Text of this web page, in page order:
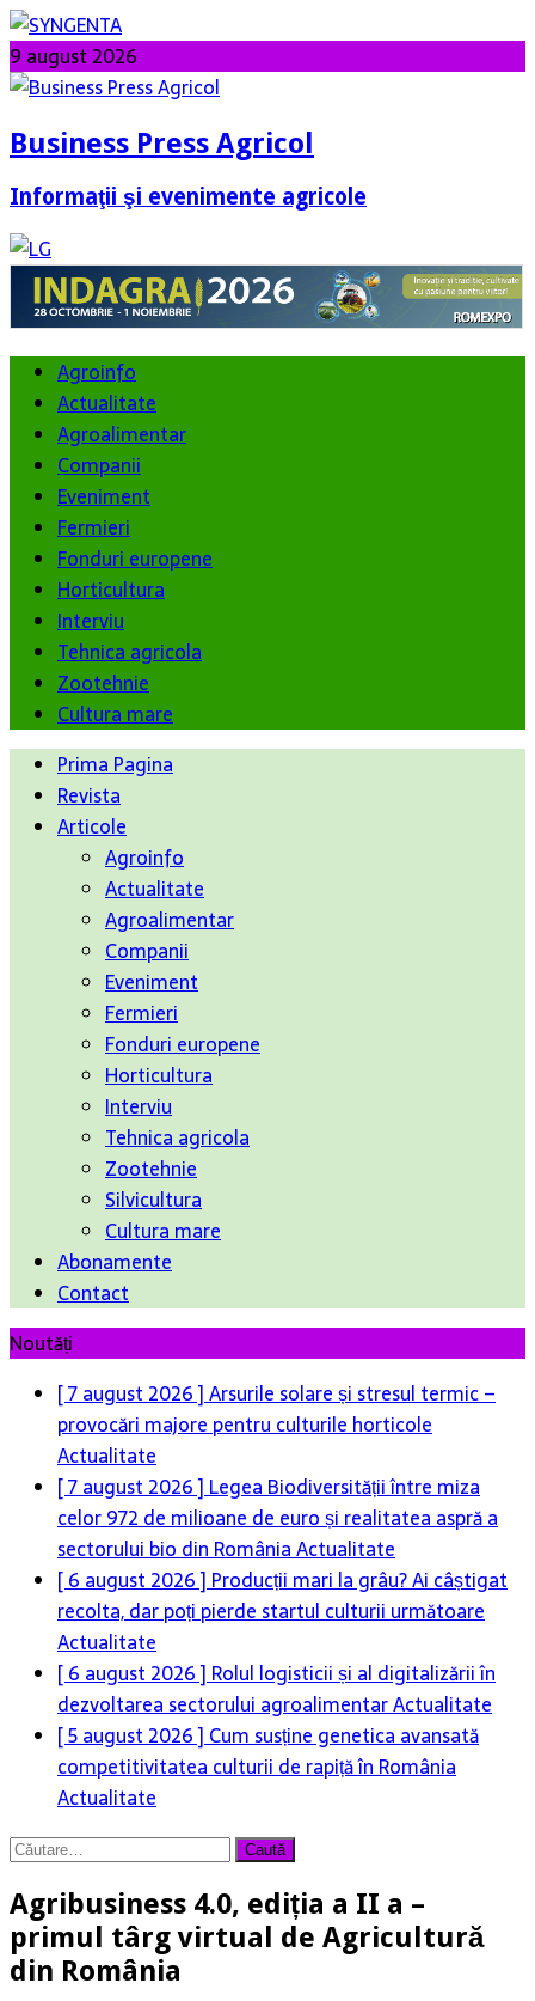
9 august 2026
Business Press Agricol
Informaţii şi evenimente agricole
Agroinfo
Actualitate
Agroalimentar
Companii
Eveniment
Fermieri
Fonduri europene
Horticultura
Interviu
Tehnica agricola
Zootehnie
Cultura mare
Prima Pagina
Revista
Articole
Agroinfo
Actualitate
Agroalimentar
Companii
Eveniment
Fermieri
Fonduri europene
Horticultura
Interviu
Tehnica agricola
Zootehnie
Silvicultura
Cultura mare
Abonamente
Contact
Noutăți
[ 7 august 2026 ]Arsurile solare și stresul termic –
provocări majore pentru culturile horticole
Actualitate
[ 7 august 2026 ] Legea Biodiversității între miza
celor 972 de milioane de euro și realitatea aspră a
sectorului bio din RomâniaActualitate
[ 6 august 2026 ] Producții mari la grâu? Ai câștigat
recolta, dar poți pierde startul culturii următoare
Actualitate
[ 6 august 2026 ] Rolul logisticii și al digitalizării în
dezvoltarea sectorului agroalimentarActualitate
[ 5 august 2026 ] Cum susține genetica avansată
competitivitatea culturii de rapiță în România
Actualitate
Caută
Agribusiness 4.0, ediția a II a –
primul târg virtual de Agricultură
din România